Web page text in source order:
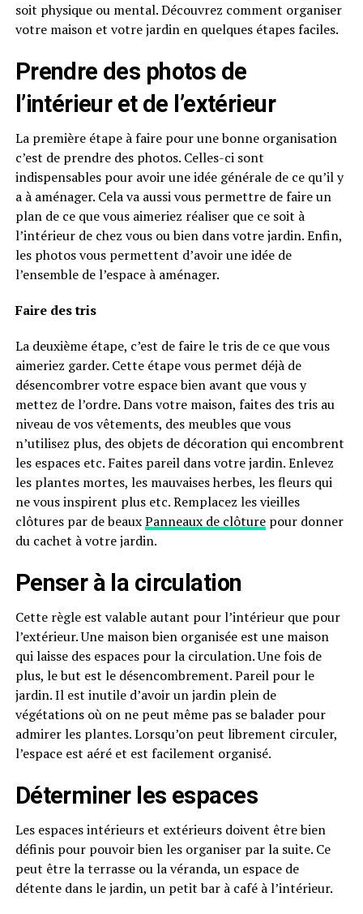
soit physique ou mental. Découvrez comment organiser
votre maison et votre jardin en quelques étapes faciles.
Prendre des photos de
l’intérieur et de l’extérieur
La première étape à faire pour une bonne organisation
c’est de prendre des photos. Celles-ci sont
indispensables pour avoir une idée générale de ce qu’il y
a à aménager. Cela va aussi vous permettre de faire un
plan de ce que vous aimeriez réaliser que ce soit à
l’intérieur de chez vous ou bien dans votre jardin. Enfin,
les photos vous permettent d’avoir une idée de
l’ensemble de l’espace à aménager.
Faire des tris
La deuxième étape, c’est de faire le tris de ce que vous
aimeriez garder. Cette étape vous permet déjà de
désencombrer votre espace bien avant que vous y
mettez de l’ordre. Dans votre maison, faites des tris au
niveau de vos vêtements, des meubles que vous
n’utilisez plus, des objets de décoration qui encombrent
les espaces etc. Faites pareil dans votre jardin. Enlevez
les plantes mortes, les mauvaises herbes, les fleurs qui
ne vous inspirent plus etc. Remplacez les vieilles
clôtures par de beauxPanneaux de clôturepour donner
du cachet à votre jardin.
Penser à la circulation
Cette règle est valable autant pour l’intérieur que pour
l’extérieur. Une maison bien organisée est une maison
qui laisse des espaces pour la circulation. Une fois de
plus, le but est le désencombrement. Pareil pour le
jardin. Il est inutile d’avoir un jardin plein de
végétations où on ne peut même pas se balader pour
admirer les plantes. Lorsqu’on peut librement circuler,
l’espace est aéré et est facilement organisé.
Déterminer les espaces
Les espaces intérieurs et extérieurs doivent être bien
définis pour pouvoir bien les organiser par la suite. Ce
peut être la terrasse ou la véranda, un espace de
détente dans le jardin, un petit bar à café à l’intérieur.